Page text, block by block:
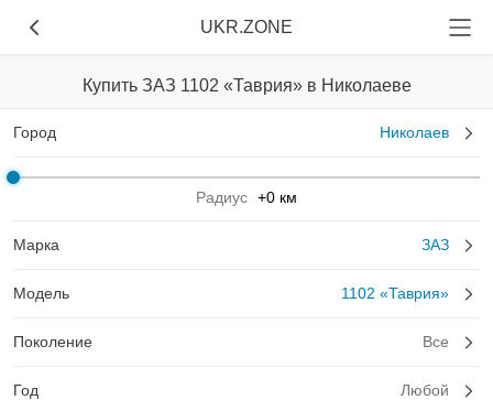
UKR.ZONE
Купить ЗАЗ 1102 «Таврия» в Николаеве
Город Николаев
Радиус +0 км
Марка ЗАЗ
Модель 1102 «Таврия»
Поколение Все
Год Любой